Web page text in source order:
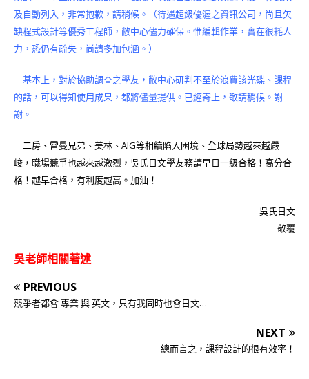
及自動列入，非常抱歉，請稍候。（待遇超級優渥之資訊公司，尚且欠
缺程式設計等優秀工程師，敝中心儘力確保。惟編輯作業，實在很耗人
力，恐仍有疏失，尚請多加包涵。）
基本上，對於協助調查之學友，敝中心研判不至於浪費該光碟、課程
的話，可以得知使用成果，都將儘量提供。已經寄上，敬請稍候。謝
謝。
二房、雷曼兄弟、美林、AIG等相續陷入困境、全球局勢越來越嚴
峻，職場競爭也越來越激烈，吳氏日文學友務請早日一級合格！高分合
格！越早合格，有利度越高。加油！
吳氏日文
敬覆
吳老師相關著述
PREVIOUS
競爭者都會 專業 與 英文，只有我同時也會日文…
NEXT
總而言之，課程設計的很有效率！